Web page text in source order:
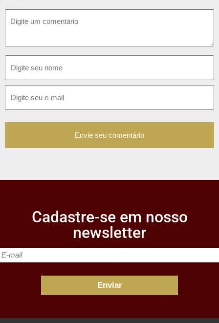
Cadastre-se em nosso
newsletter